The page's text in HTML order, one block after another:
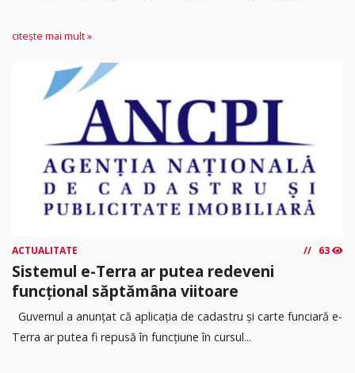
citește mai mult »
ACTUALITATE 63
Sistemul e-Terra ar putea redeveni
funcțional săptămâna viitoare
Guvernul a anunțat că aplicația de cadastru și carte funciară e-
Terra ar putea fi repusă în funcțiune în cursul...